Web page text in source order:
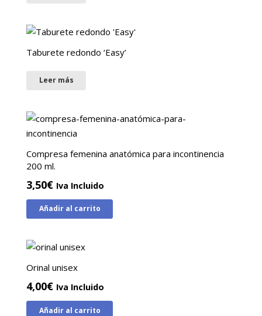
Taburete redondo ‘Easy’
Leer más
Compresa femenina anatómica para incontinencia
200 ml.
3,50€ Iva Incluido
Añadir al carrito
Orinal unisex
4,00€ Iva Incluido
Añadir al carrito